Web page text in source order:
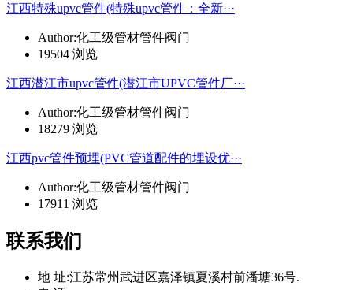
江西特殊upvc管件(特殊upvc管件：全新···
Author:化工级管材管件阀门
19504 浏览
江西潜江市upvc管件(潜江市UPVC管件厂···
Author:化工级管材管件阀门
18279 浏览
江西pvc管件预埋(PVC管道配件的埋设优···
Author:化工级管材管件阀门
17911 浏览
联系我们
地 址:江苏常州武进区嘉泽镇夏溪村前潘塘36号.